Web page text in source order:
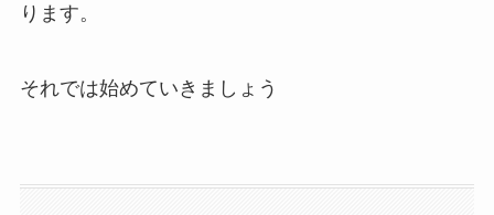
ります。
それでは始めていきましょう